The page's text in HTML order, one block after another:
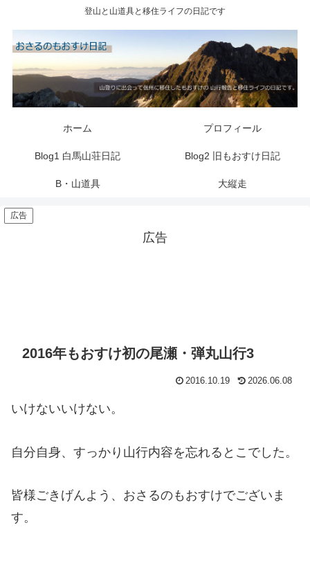
登山と山道具と移住ライフの日記です
ホーム プロフィール
Blog1 白馬山荘日記 Blog2 旧もおすけ日記
B・山道具 大縦走
広告
広告
2016年もおすけ初の尾瀬・弾丸山行3
2016.10.19 2026.06.08
いけないいけない。
自分自身、すっかり山行内容を忘れるとこでした。
皆様ごきげんよう、おさるのもおすけでございま
す。